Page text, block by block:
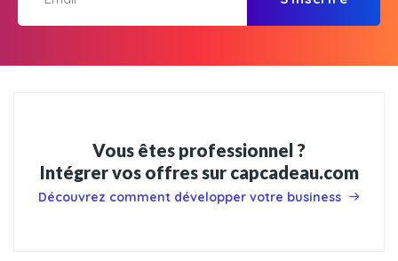
Vous êtes professionnel ?
Intégrer vos offres sur capcadeau.com
Découvrez comment développer votre business